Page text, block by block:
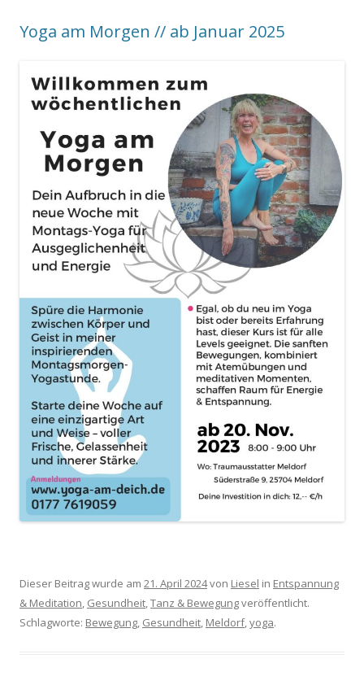
Yoga am Morgen // ab Januar 2025
Dieser Beitrag wurde am 21. April 2024von Liesel in Entspannung
& Meditation, Gesundheit,Tanz & Bewegungveröffentlicht.
Schlagworte: Bewegung, Gesundheit, Meldorf,yoga.